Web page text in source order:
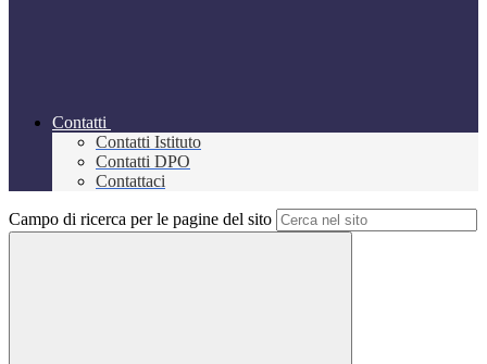
Contatti
Contatti Istituto
Contatti DPO
Contattaci
Campo di ricerca per le pagine del sito